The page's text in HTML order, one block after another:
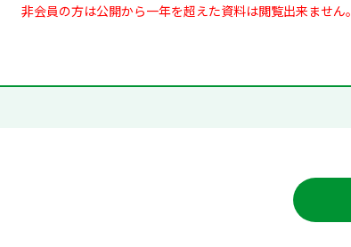
非会員の方は公開から一年を超えた資料は閲覧出来ません。